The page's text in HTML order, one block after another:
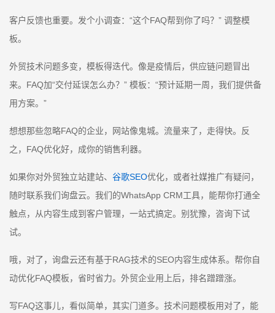
客户反馈也重要。发个小调查：“这个FAQ帮到你了吗？” 调整模
板。
外贸技术问题多变，模板得迭代。像是疫情后，供应链问题冒出
来。FAQ加“交付延误怎么办？” 模板：“预计延期一周，我们提供备
用方案。”
想想那些忽略FAQ的企业，网站像鬼城。流量来了，走得快。反
之，FAQ优化好，成你的销售利器。
如果你对外贸独立站建站、 谷歌SEO优化，或者社媒推广有疑问，
随时联系我们询盘云。我们的WhatsApp CRM工具，能帮你打通全
触点，从内容生成到客户管理，一站式搞定。别犹豫，咨询下试
试。
哦，对了，询盘云还有基于RAG技术的SEO内容生成体系。帮你自
动优化FAQ模板，省时省力。外贸企业用上后，排名蹭蹭涨。
写FAQ这事儿，看似简单，其实门道多。技术问题模板用对了，能